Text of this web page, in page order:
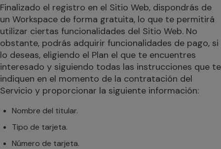
Finalizado el registro en el Sitio Web, dispondrás de
un Workspace de forma gratuita, lo que te permitirá
utilizar ciertas funcionalidades del Sitio Web. No
obstante, podrás adquirir funcionalidades de pago, si
lo deseas, eligiendo el Plan el que te encuentres
interesado y siguiendo todas las instrucciones que te
indiquen en el momento de la contratación del
Servicio y proporcionar la siguiente información:
Nombre del titular.
Tipo de tarjeta.
Número de tarjeta.